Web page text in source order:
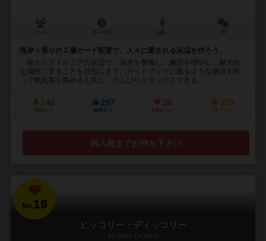
海岸＋通りの２層カード配置で、人々に愛される浜辺を作ろう。
南カリフォルニアの浜辺で、海岸を整備し、施設を増やし、魅力的
な場所にすることを目指します。ガイドブックに載るような施設を作
って観光客を集めるも良し、のんびりリラックスできる...
148
興味あり
297
経験あり
38
お気に入り
203
持ってる
再入荷までお待ち下さい
No.19
ヒッコリー・ディッコリー
Hickory Dickory